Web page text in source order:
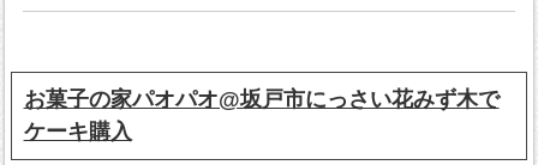
お菓子の家パオパオ@坂戸市にっさい花みず木で
ケーキ購入